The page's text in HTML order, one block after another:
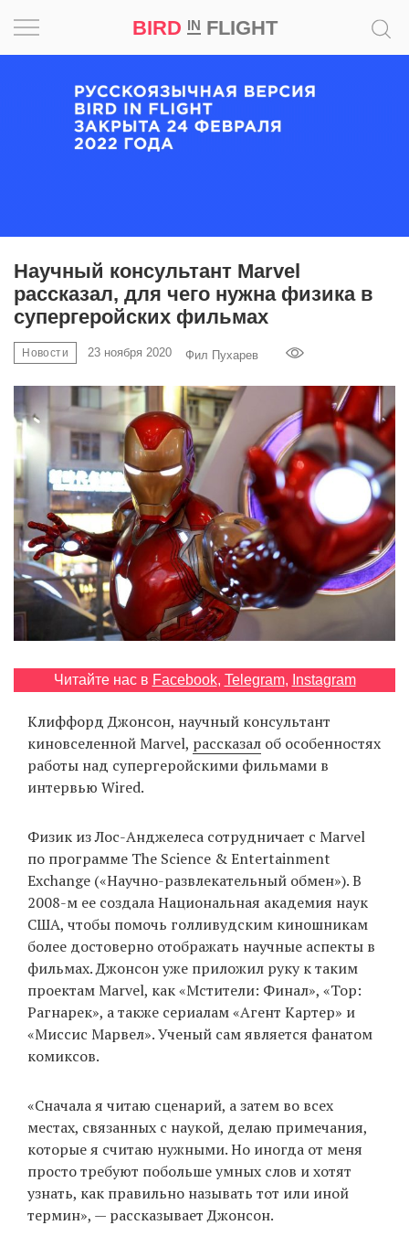
BIRD INFLIGHT
EN
UA
Научный консультант Marvel
рассказал, для чего нужна физика в
супергеройских фильмах
Новости 23 ноября 2020 Фил Пухарев
Читайте нас в Facebook, Telegram, Instagram
Клиффорд Джонсон, научный консультант
киновселенной Marvel, рассказал об особенностях
работы над супергеройскими фильмами в
интервью Wired.
Физик из Лос-Анджелеса сотрудничает с Marvel
по программе The Science & Entertainment
Exchange («Научно-развлекательный обмен»). В
2008-м ее создала Национальная академия наук
США, чтобы помочь голливудским киношникам
более достоверно отображать научные аспекты в
фильмах. Джонсон уже приложил руку к таким
проектам Marvel, как «Мстители: Финал», «Тор:
Рагнарек», а также сериалам «Агент Картер» и
«Миссис Марвел». Ученый сам является фанатом
комиксов.
«Сначала я читаю сценарий, а затем во всех
местах, связанных с наукой, делаю примечания,
которые я считаю нужными. Но иногда от меня
просто требуют побольше умных слов и хотят
узнать, как правильно называть тот или иной
термин», — рассказывает Джонсон.